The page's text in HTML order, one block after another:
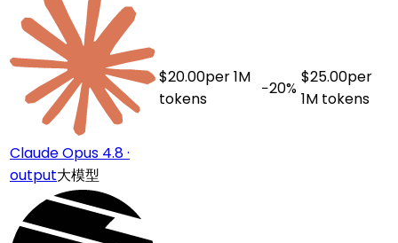
Claude Opus 4.8 ·
output大模型
$20.00per 1M
tokens
−20%
$25.00per
1M tokens